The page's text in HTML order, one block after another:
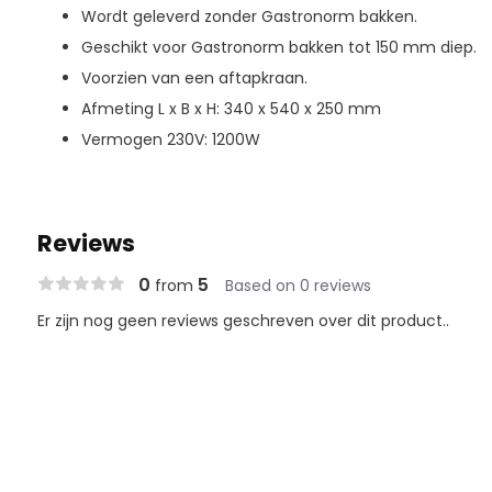
Wordt geleverd zonder Gastronorm bakken.
Geschikt voor Gastronorm bakken tot 150 mm diep.
Voorzien van een aftapkraan.
Afmeting L x B x H: 340 x 540 x 250 mm
Vermogen 230V: 1200W
Reviews
0 from 5
Based on 0 reviews
Er zijn nog geen reviews geschreven over dit product..